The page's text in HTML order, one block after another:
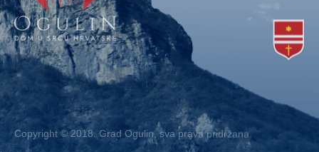
Copyright © 2018. Grad Ogulin, sva prava pridržana.